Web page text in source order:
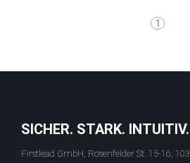
1
SICHER. STARK. INTUITIV.
Firstlead GmbH, Rosenfelder St. 15-16,